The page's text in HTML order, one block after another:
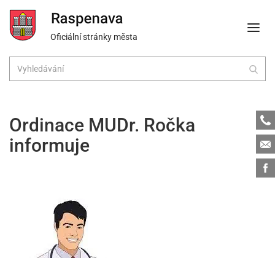
Oficiální stránky města
Ordinace MUDr. Ročka
informuje